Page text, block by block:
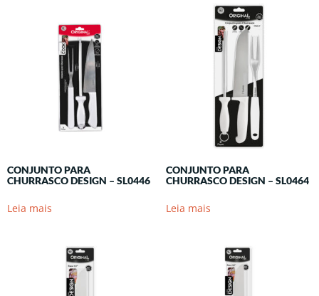
CONJUNTO PARA
CHURRASCO DESIGN – SL0446
Leia mais
CONJUNTO PARA
CHURRASCO DESIGN – SL0464
Leia mais